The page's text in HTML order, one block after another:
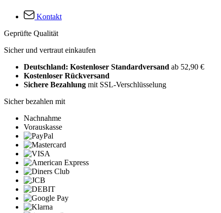
Kontakt
Geprüfte Qualität
Sicher und vertraut einkaufen
Deutschland: Kostenloser Standardversand ab 52,90 €
Kostenloser Rückversand
Sichere Bezahlung mit SSL-Verschlüsselung
Sicher bezahlen mit
Nachnahme
Vorauskasse